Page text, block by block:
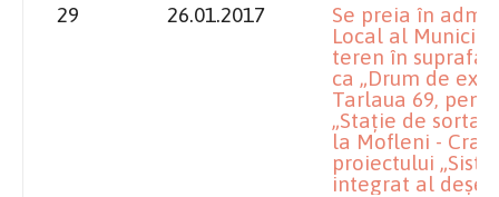
29 26.01.2017
Se preia în
Local al
teren în
ca „Drum de
Tarlaua 69,
„Staţie de
la Mofleni -
proiectului
integrat al